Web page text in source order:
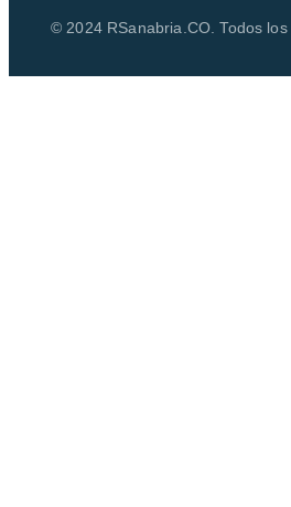
© 2024 RSanabria.CO. Todos